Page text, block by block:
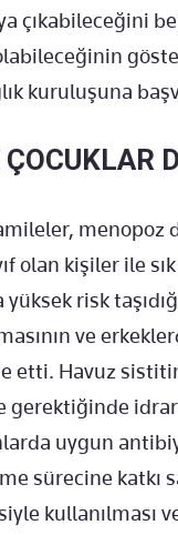
çıkabileceğini
kuruluşuna
olan kişiler ile
risk
ve
etti. Havuz
gerektiğinde
uygun
sürecine katkı
kullanılması